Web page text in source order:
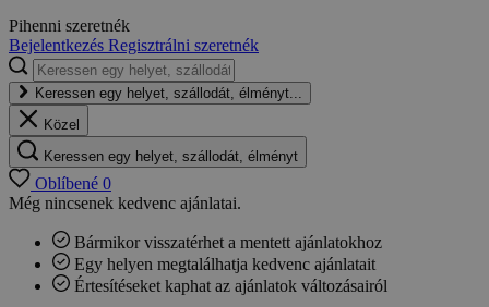
Pihenni szeretnék
Bejelentkezés Regisztrálni szeretnék
Keressen egy helyet, szállodát, élményt...
Közel
Keressen egy helyet, szállodát, élményt
Oblíbené 0
Még nincsenek kedvenc ajánlatai.
Bármikor visszatérhet a mentett ajánlatokhoz
Egy helyen megtalálhatja kedvenc ajánlatait
Értesítéseket kaphat az ajánlatok változásairól